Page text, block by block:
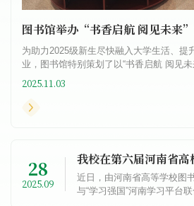
图书馆举办“书香启航 阅见未来
为助力2025级新生尽快融入大学生活、提
业，图书馆特别策划了以“书香启航 阅见未
2025.11.03
28
2025.09
近日，由河南省高等学校图
与“学习强国”河南学习平台联